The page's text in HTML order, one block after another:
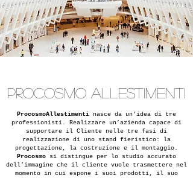
PROCOSMO ALLESTIMENTI
ProcosmoAllestimenti nasce da un’idea di tre
professionisti. Realizzare un’azienda capace di
supportare il Cliente nelle tre fasi di
realizzazione di uno stand fieristico: la
progettazione, la costruzione e il montaggio.
Procosmo si distingue per lo studio accurato
dell’immagine che il cliente vuole trasmettere nel
momento in cui espone i suoi prodotti, il suo